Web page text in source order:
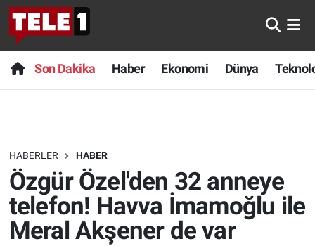
Son Dakika Haber Ekonomi Dünya
HABERLER HABER
Özgür Özel'den 32 anneye
telefon! Havva İmamoğlu ile
Meral Akşener de var
Anında Manşet
Başka Sohbetler
Bilim turu
Bilim ve Teknoloji Evreni
Doğa Konuşuyor
Son Dakika
Haber
Dünya
Teknoloji
Sağlık
Nöbetçi Eczaneler
Hava Durumu
Trafik Durumu
Süper Lig Puan Durumu ve Fikstür
Tüm Manşetler